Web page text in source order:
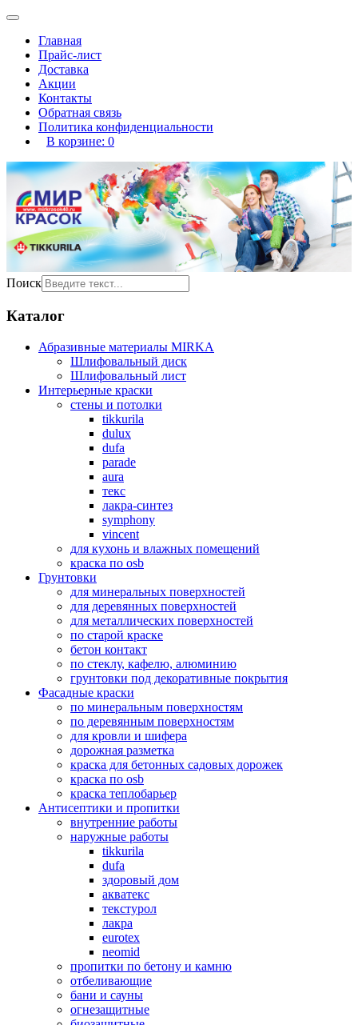
Главная
Прайс-лист
Доставка
Акции
Контакты
Обратная связь
Политика конфиденциальности
В корзине: 0
Поиск
Каталог
Абразивные материалы MIRKA
Шлифовальный диск
Шлифовальный лист
Интерьерные краски
стены и потолки
tikkurila
dulux
dufa
parade
aura
текс
лакра-синтез
symphony
vincent
для кухонь и влажных помещений
краска по osb
Грунтовки
для минеральных поверхностей
для деревянных поверхностей
для металлических поверхностей
по старой краске
бетон контакт
по стеклу, кафелю, алюминию
грунтовки под декоративные покрытия
Фасадные краски
по минеральным поверхностям
по деревянным поверхностям
для кровли и шифера
дорожная разметка
краска для бетонных садовых дорожек
краска по osb
краска теплобарьер
Антисептики и пропитки
внутренние работы
наружные работы
tikkurila
dufa
здоровый дом
акватекс
текстурол
лакра
eurotex
neomid
пропитки по бетону и камню
отбеливающие
бани и сауны
огнезащитные